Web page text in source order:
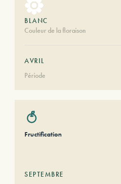
BLANC
Couleur de la floraison
AVRIL
Période
Fructification
SEPTEMBRE